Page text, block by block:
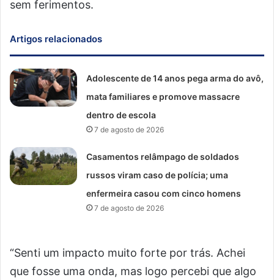
sem ferimentos.
Artigos relacionados
Adolescente de 14 anos pega arma do avô,
mata familiares e promove massacre
dentro de escola
7 de agosto de 2026
Casamentos relâmpago de soldados
russos viram caso de polícia; uma
enfermeira casou com cinco homens
7 de agosto de 2026
“Senti um impacto muito forte por trás. Achei
que fosse uma onda, mas logo percebi que algo